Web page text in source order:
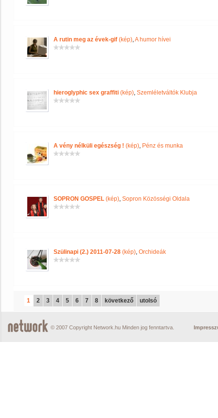
A rutin meg az évek-gif (kép),A humor hívei
hieroglyphic sex graffiti (kép), Szemléletváltók Klubja
A vény nélküli egészség ! (kép), Pénz és munka
SOPRON GOSPEL (kép), Sopron Közösségi Oldala
Szülinapi (2.) 2011-07-28 (kép), Orchideák
1 2 3 4 5 6 7 8 következő utolsó
© 2007 Copyright Network.hu Minden jog fenntartva.